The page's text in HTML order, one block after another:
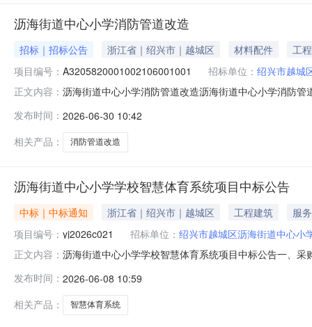
沥海街道中心小学消防管道改造
招标｜招标公告 浙江省｜绍兴市｜越城区 材料配件
工程
项目编号： A3205820001002106001001 招标单位： 绍兴市越城
正文内容： 沥海街道中心小学消防管道改造沥海街道中心小学消防
万元（以审定标底价为准）。3、招标范围：施工图范围
件及项目负责人资格要求1、投标人
发布时间： 2026-06-30 10:42
相关产品：
消防管道改造
沥海街道中心小学学校智慧体育系统项目中标公告
中标｜中标通知 浙江省｜绍兴市｜越城区 工程建筑
服务
项目编号： yj2026c021 招标单位： 绍兴市越城区沥海街道中心小
正文内容： 沥海街道中心小学学校智慧体育系统项目中标公告一、
名称中标供应商名称单位数量中标价1沥海街道中心小学
活动的供应
发布时间： 2026-06-08 10:59
相关产品：
智慧体育系统